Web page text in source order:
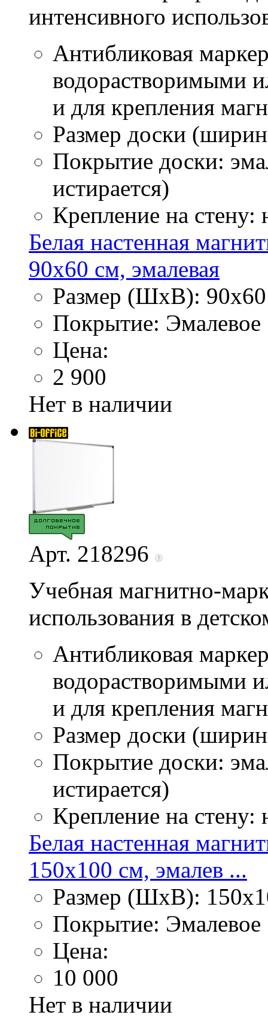
интенсивного
Антибликовая
водорастворимыми
и для крепления
Размер доски
Покрытие доски:
истирается)
Крепление на стену:
Белая настенная
90х60 см, эмалевая
Размер (ШхВ):
Покрытие: Эмалевое
Цена:
2 900
Нет в наличии
Арт. 218296
Учебная магнитно-
использования в
Антибликовая
водорастворимыми
и для крепления
Размер доски
Покрытие доски:
истирается)
Крепление на стену:
Белая настенная
150х100 см, эмалев ...
Размер (ШхВ):
Покрытие: Эмалевое
Цена:
10 000
Нет в наличии